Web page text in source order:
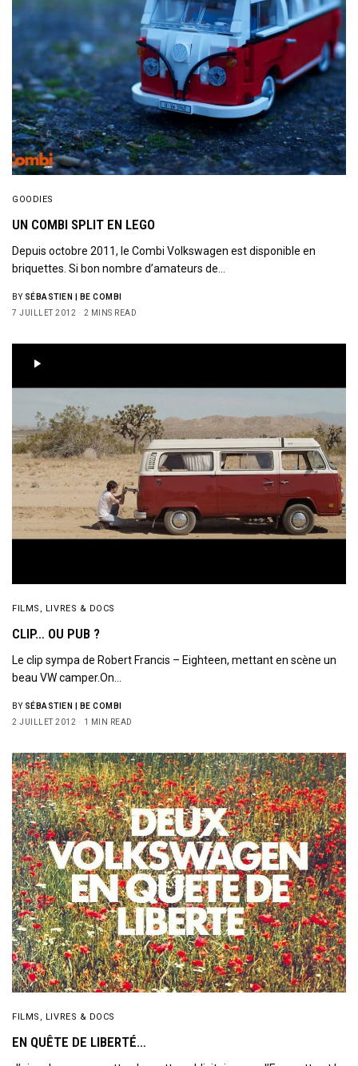
GOODIES
UN COMBI SPLIT EN LEGO
Depuis octobre 2011, le Combi Volkswagen est disponible en
briquettes. Si bon nombre d’amateurs de…
BY SÉBASTIEN | BE COMBI
7 JUILLET 2012
2 MINS READ
FILMS, LIVRES & DOCS
CLIP… OU PUB ?
Le clip sympa de Robert Francis – Eighteen, mettant en scène un
beau VW camper.On…
BY SÉBASTIEN | BE COMBI
2 JUILLET 2012
1 MIN READ
FILMS, LIVRES & DOCS
EN QUÊTE DE LIBERTÉ…